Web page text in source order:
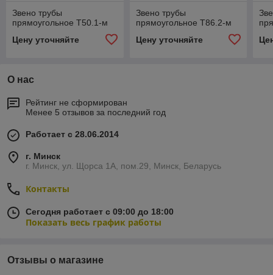
Звено трубы
прямоугольное Т50.1-м
Цену уточняйте
Звено трубы
прямоугольное Т86.2-м
Цену уточняйте
О нас
Рейтинг не сформирован
Менее 5 отзывов за последний год
Работает с 28.06.2014
г. Минск
г. Минск, ул. Щорса 1А, пом.29, Минск, Беларусь
Контакты
Сегодня работает с 09:00 до 18:00
Показать весь график работы
Отзывы о магазине